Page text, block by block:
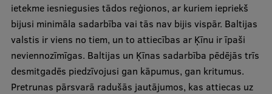
Pētniecības platformas
Doktorantūras skola
Pētniecības pakalpojumi
Pētniecības projekti
ietekme iesniegusies tādos reģionos, ar kuriem iepriekš
bijusi minimāla sadarbība vai tās nav bijis vispār. Baltijas
valstis ir viens no tiem, un to attiecības ar Ķīnu ir īpaši
neviennozīmīgas. Baltijas un Ķīnas sadarbība pēdējās trīs
desmitgadēs piedzīvojusi gan kāpumus, gan kritumus.
Pretrunas pārsvarā radušās jautājumos, kas attiecas uz